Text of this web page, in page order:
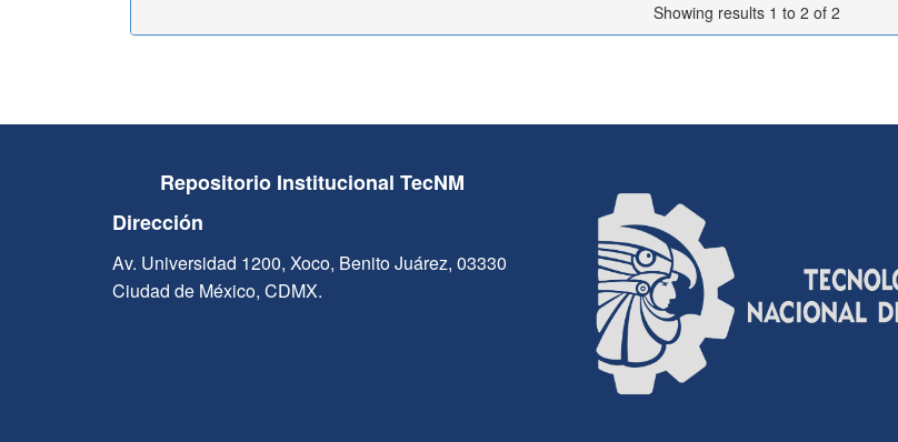
Showing results 1 to 2 of 2
Repositorio Institucional TecNM
Dirección
Av. Universidad 1200, Xoco, Benito Juárez, 03330
Ciudad de México, CDMX.